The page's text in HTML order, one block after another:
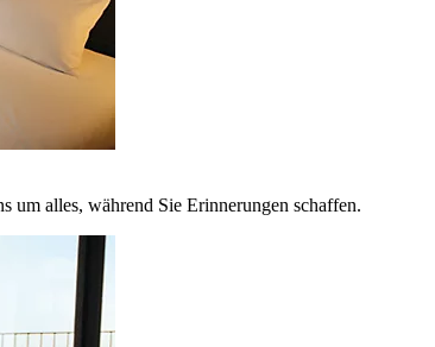
um alles, während Sie Erinnerungen schaffen.